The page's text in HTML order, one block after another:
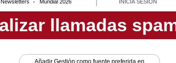
Newsletters Mundial 2026 INICIA SESIÓN
Añadir Gestión como fuente preferida en